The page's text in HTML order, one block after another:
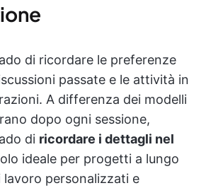
di ricordare le preferenze
passate e le attività in
A differenza dei modelli
dopo ogni sessione,
di ricordare i dettagli nel
ideale per progetti a lungo
personalizzati e